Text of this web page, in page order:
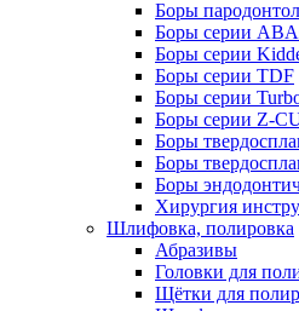
Боры
Боры серии
Боры серии
Боры серии TDF
Боры серии
Боры серии Z-
Боры
Боры
Боры
Хирургия
Шлифовка, полировка
Абразивы
Головки для
Щётки для